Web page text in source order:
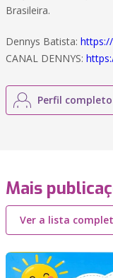
Brasileira.
Dennys Batista:
CANAL DENNYS:
Perfil completo
Mais
Ver a lista